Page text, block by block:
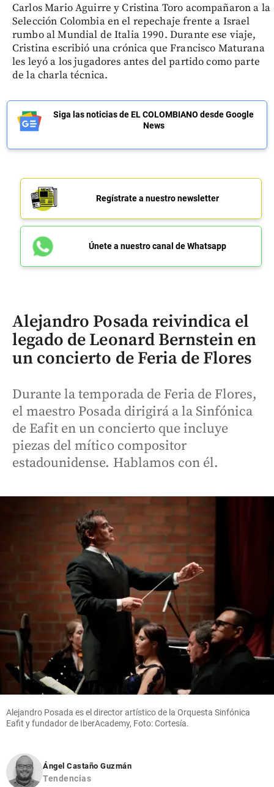
Carlos Mario Aguirre y Cristina Toro acompañaron a la
Selección Colombia en el repechaje frente a Israel
rumbo al Mundial de Italia 1990. Durante ese viaje,
Cristina escribió una crónica que Francisco Maturana
les leyó a los jugadores antes del partido como parte
de la charla técnica.
Siga las noticias de EL COLOMBIANO desde Google
News
Regístrate a nuestro newsletter
Únete a nuestro canal de Whatsapp
Alejandro Posada reivindica el
legado de Leonard Bernstein en
un concierto de Feria de Flores
Durante la temporada de Feria de Flores,
el maestro Posada dirigirá a la Sinfónica
de Eafit en un concierto que incluye
piezas del mítico compositor
estadounidense. Hablamos con él.
Alejandro Posada es el director artístico de la Orquesta Sinfónica
Eafit y fundador de IberAcademy, Foto: Cortesía.
Ángel Castaño Guzmán
Tendencias